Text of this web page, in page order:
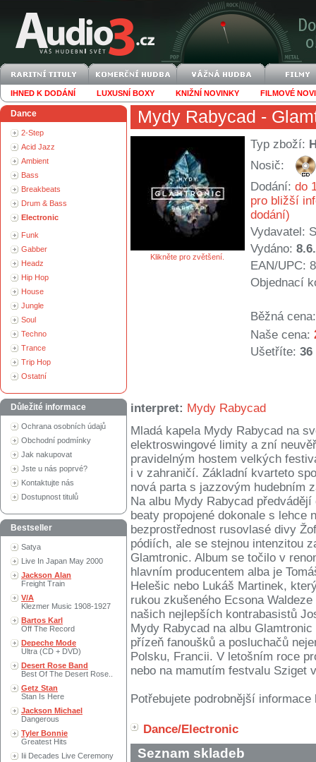
IHNED K DODÁNÍ LUXUSNÍ BOXY KNIŽNÍ NOVINKY FILMOVÉ
Dance
2-Step
Acid Jazz
Ambient
Bass
Breakbeats
Drum & Bass
Electronic
Funk
Gabber
Headz
Hip Hop
House
Jungle
Soul
Techno
Trance
Trip Hop
Ostatní
Důležité informace
Ochrana osobních údajů
Obchodní podmínky
Jak nakupovat
Jste u nás poprvé?
Kontaktujte nás
Dostupnost titulů
Bestseller
Satya
Live In Japan May 2000
Jackson Alan
Freight Train
V/A
Klezmer Music 1908-1927
Bartos Karl
Off The Record
Depeche Mode
Ultra (CD + DVD)
Desert Rose Band
Best Of The Desert Rose..
Getz Stan
Stan Is Here
Jackson Michael
Dangerous
Tyler Bonnie
Greatest Hits
Iii Decades Live Ceremony
Mydy Rabycad -
Klikněte pro zvětšení.
Typ zboží:
Nosič:
Dodání: do
pro bližší
dodání)
Vydavatel:
Vydáno:
EAN/UPC:
Objednací
Běžná cena:
Naše cena:
Ušetříte: 36
interpret: Mydy Rabycad
Mladá kapela Mydy Rabycad na
elektroswingové limity a zní
pravidelným hostem velkých
i v zahraničí. Základní kvarteto
nová parta s jazzovým hudebním
Na albu Mydy Rabycad
beaty propojené dokonale s lehce
bezprostřednost rusovlasé divy
pódiích, ale se stejnou intenzitou
Glamtronic. Album se točilo v
hlavním producentem alba je
Helešic nebo Lukáš Martinek,
rukou zkušeného Ecsona
našich nejlepších kontrabasistů
Mydy Rabycad na albu
přízeň fanoušků a posluchačů
Polsku, Francii. V letošním roce
nebo na mamutím festvalu Sziget
Potřebujete podrobnější
Dance/Electronic
Seznam skladeb